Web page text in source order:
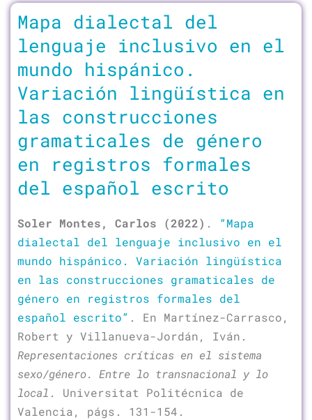
Mapa dialectal del
lenguaje inclusivo en el
mundo hispánico.
Variación lingüística en
las construcciones
gramaticales de género
en registros formales
del español escrito
Soler Montes, Carlos (2022) . “Mapa
dialectal del lenguaje inclusivo en el
mundo hispánico. Variación lingüística
en las construcciones gramaticales de
género en registros formales del
español escrito” . En Martínez-Carrasco,
Robert y Villanueva-Jordán, Iván.
Representaciones críticas en el sistema
sexo/género. Entre lo transnacional y lo
local . Universitat Politécnica de
Valencia, págs. 131-154.